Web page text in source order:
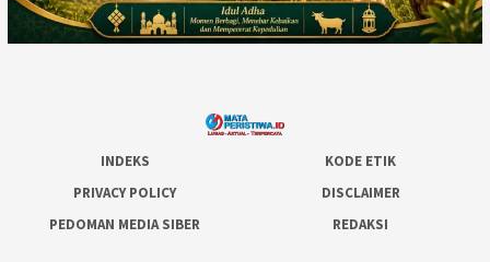
INDEKS
KODE ETIK
PRIVACY POLICY
DISCLAIMER
PEDOMAN MEDIA SIBER
REDAKSI